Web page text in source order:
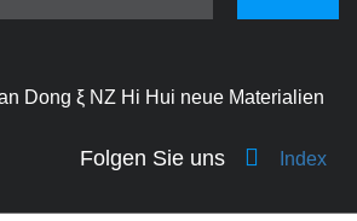
Dong ξ NZ Hi Hui neue Materialien
Folgen Sie uns Index